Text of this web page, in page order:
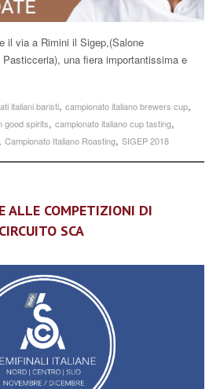
il via a Rimini il Sigep,(Salone
una fiera importantissima e
italiani baristi, campionato italiano brewers cup,
good spirits, campionato italiano cup tasting,
, Campionato Italiano Roasting, SIGEP 2018
ALLE COMPETIZIONI DI
SCA